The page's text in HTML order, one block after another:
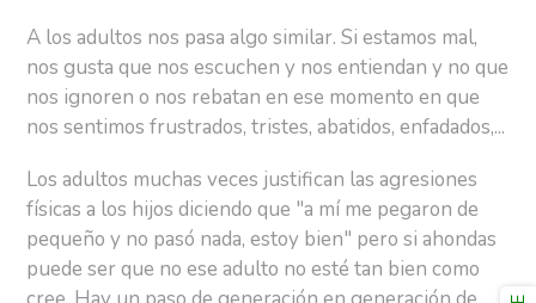
A los adultos nos pasa algo similar. Si estamos mal,
nos gusta que nos escuchen y nos entiendan y no que
nos ignoren o nos rebatan en ese momento en que
nos sentimos frustrados, tristes, abatidos, enfadados,...
Los adultos muchas veces justifican las agresiones
físicas a los hijos diciendo que "a mí me pegaron de
pequeño y no pasó nada, estoy bien" pero si ahondas
puede ser que no ese adulto no esté tan bien como